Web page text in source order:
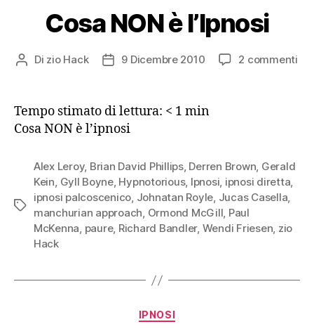
Cosa NON è l’Ipnosi
Autore
Di zio Hack
Data9 Dicembre 2010 2 commentisu
Tempo stimato di lettura: < 1 min
Cosa NON è l’ipnosi
Tag
Alex Leroy, Brian David Phillips, Derren Brown, Gerald
Kein, Gyll Boyne, Hypnotorious, Ipnosi, ipnosi diretta,
ipnosi palcoscenico, Johnatan Royle, Jucas Casella,
manchurian approach, Ormond McGill, Paul
McKenna, paure, Richard Bandler, Wendi Friesen, zio
Hack
Categorie
IPNOSI